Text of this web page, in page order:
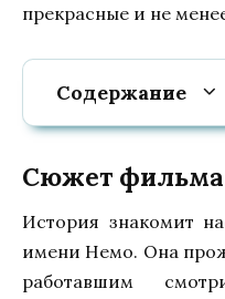
прекрасные и не
Содержание
Сюжет фильма
История знакомит
имени Немо. Она
работавшим